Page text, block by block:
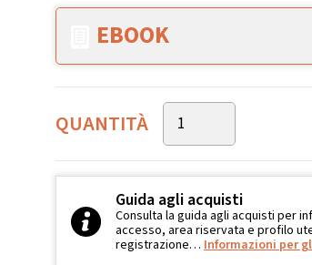
EBOOK
QUANTITÀ
Guida agli acquisti
Consulta la guida agli acquisti per
accesso, area riservata e profilo
registrazione… Informazioni per